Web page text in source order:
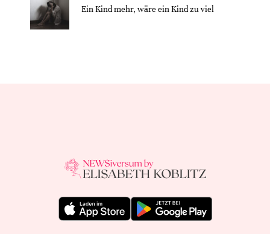
Ein Kind mehr, wäre ein Kind zu viel